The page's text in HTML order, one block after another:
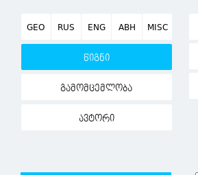
GEO RUS ENG ABH MISC
წიგნი
გამომცემლობა
ავტორი